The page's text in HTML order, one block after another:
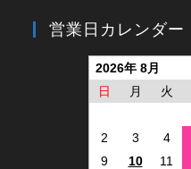
営業日カレンダー
2026年 8月
日
月 火
2
3 4
9
10 11